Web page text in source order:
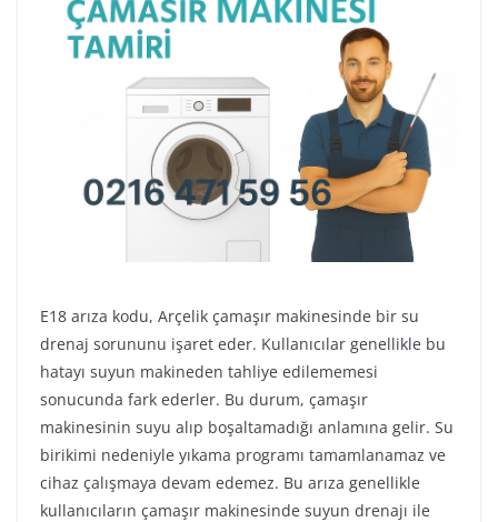
E18 arıza kodu, Arçelik çamaşır makinesinde bir su
drenaj sorununu işaret eder. Kullanıcılar genellikle bu
hatayı suyun makineden tahliye edilememesi
sonucunda fark ederler. Bu durum, çamaşır
makinesinin suyu alıp boşaltamadığı anlamına gelir. Su
birikimi nedeniyle yıkama programı tamamlanamaz ve
cihaz çalışmaya devam edemez. Bu arıza genellikle
kullanıcıların çamaşır makinesinde suyun drenajı ile